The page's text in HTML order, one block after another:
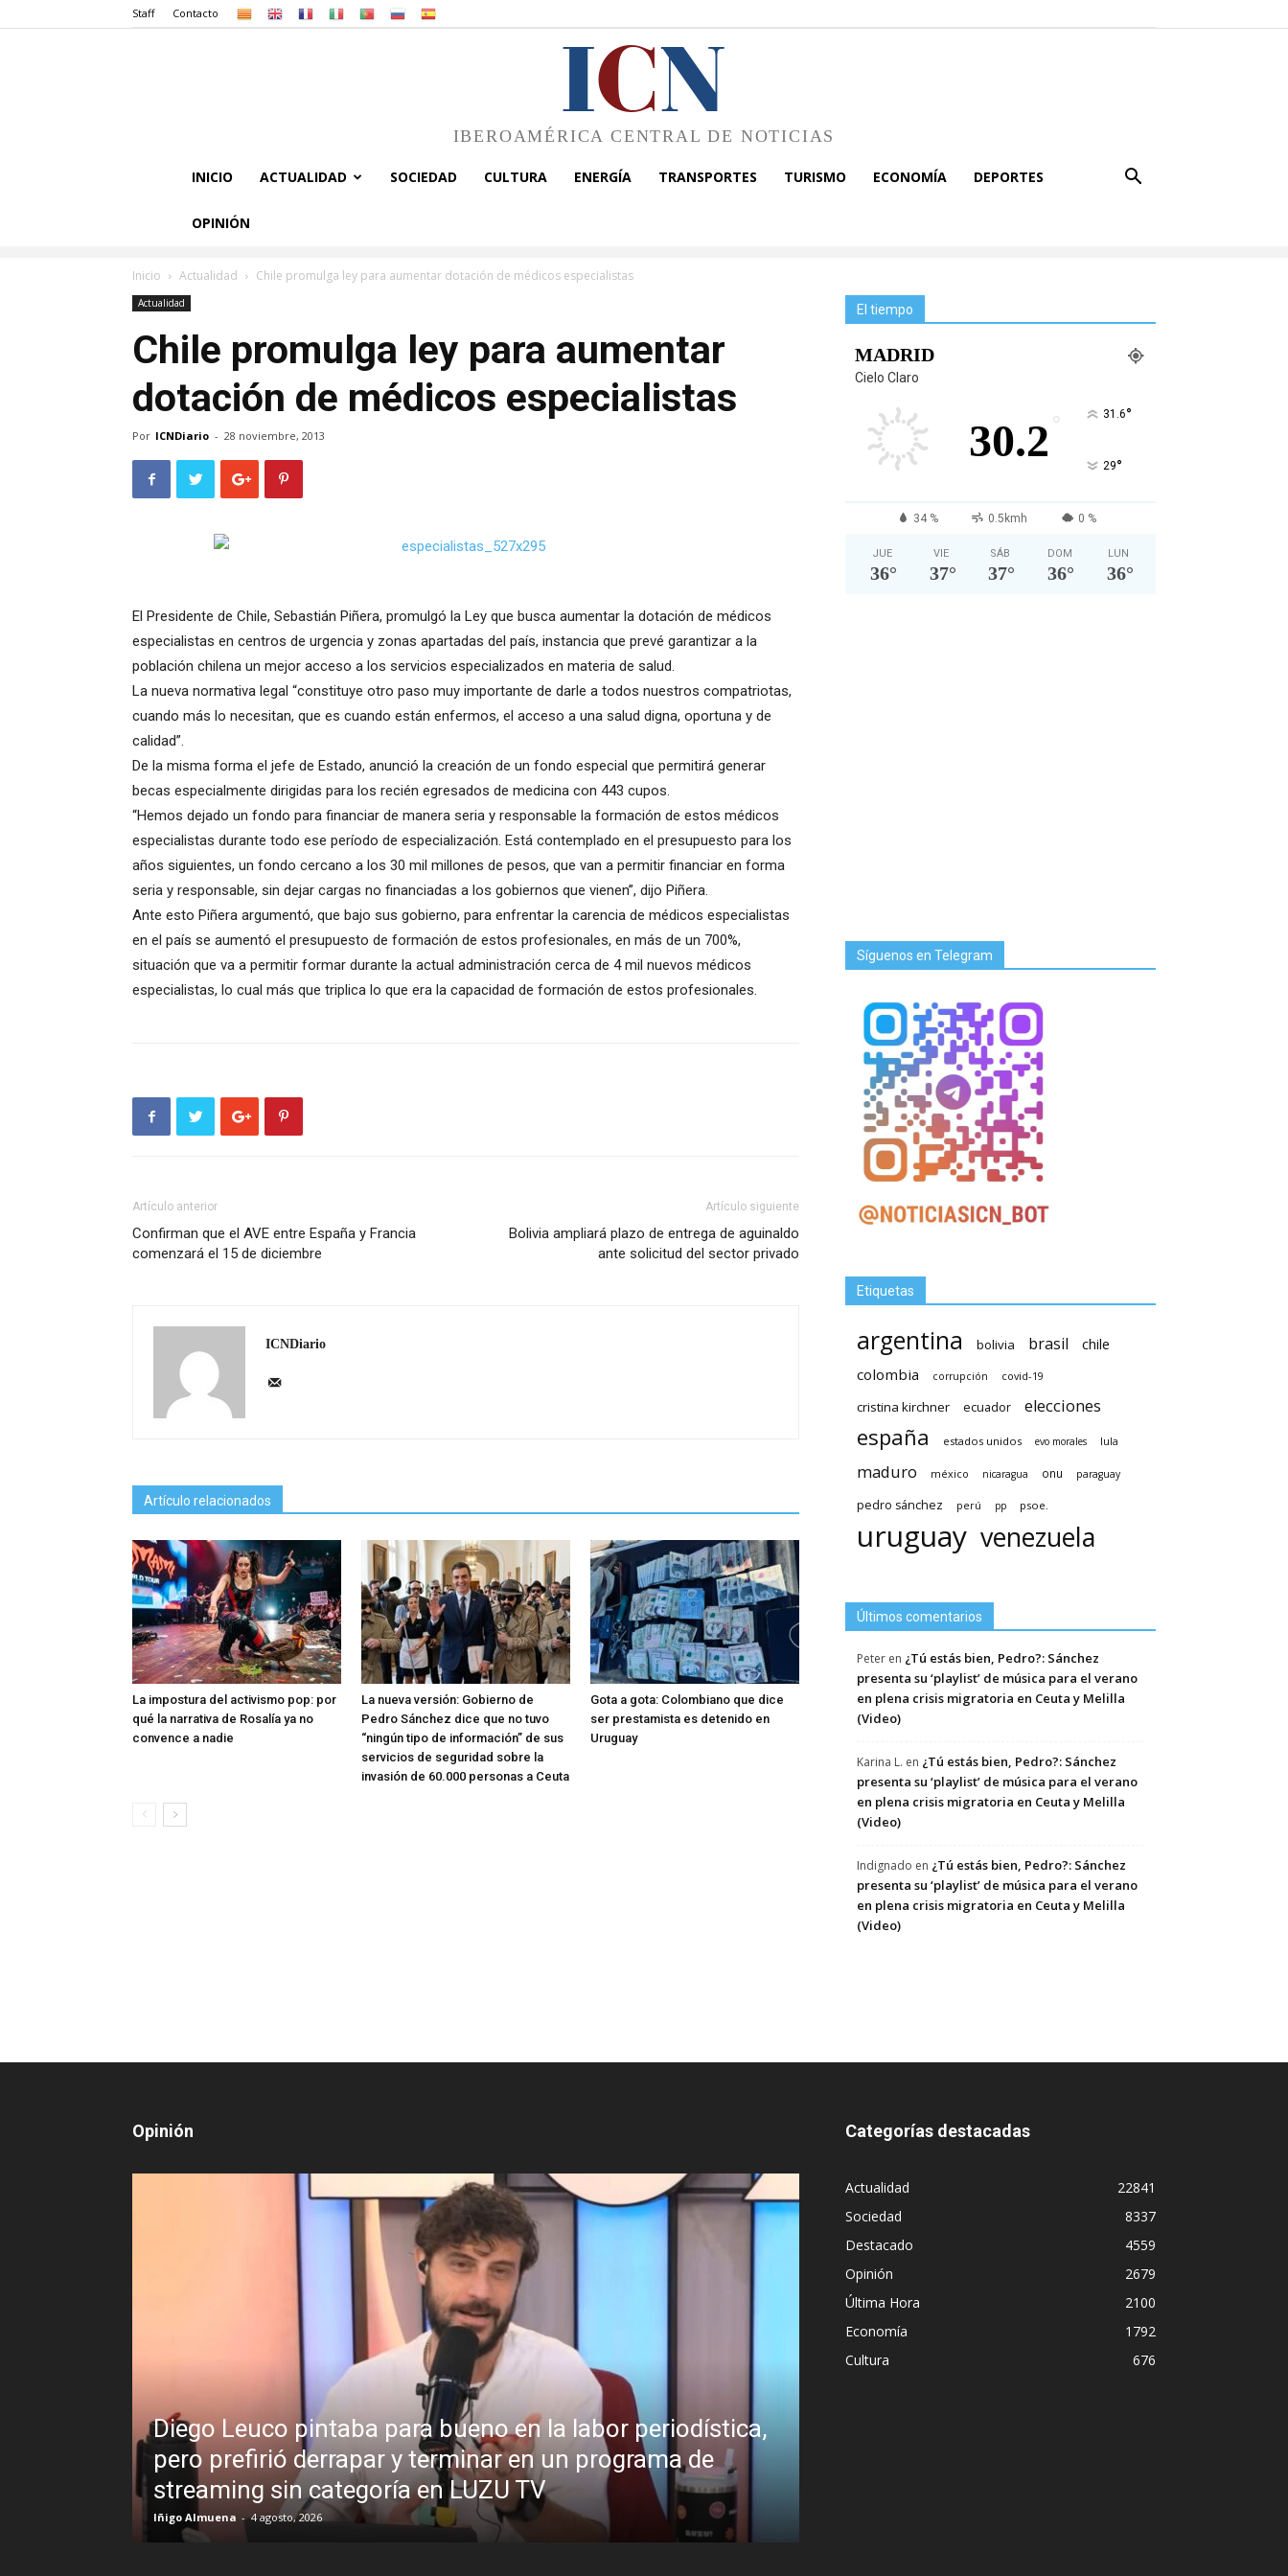
Staff Contacto
ICN
IBEROAMÉRICA CENTRAL DE NOTICIAS
INICIO ACTUALIDAD SOCIEDAD CULTURA ENERGÍA TRANSPORTES TURISMO ECONOMÍA DEPORTES
OPINIÓN
Inicio Actualidad Chile promulga ley para aumentar dotación de médicos especialistas
Actualidad
Chile promulga ley para aumentar
dotación de médicos especialistas
Por ICNDiario - 28 noviembre, 2013
El Presidente de Chile, Sebastián Piñera, promulgó la Ley que busca aumentar la dotación de médicos
especialistas en centros de urgencia y zonas apartadas del país, instancia que prevé garantizar a la
población chilena un mejor acceso a los servicios especializados en materia de salud.
La nueva normativa legal “constituye otro paso muy importante de darle a todos nuestros compatriotas,
cuando más lo necesitan, que es cuando están enfermos, el acceso a una salud digna, oportuna y de
calidad”.
De la misma forma el jefe de Estado, anunció la creación de un fondo especial que permitirá generar
becas especialmente dirigidas para los recién egresados de medicina con 443 cupos.
“Hemos dejado un fondo para financiar de manera seria y responsable la formación de estos médicos
especialistas durante todo ese período de especialización. Está contemplado en el presupuesto para los
años siguientes, un fondo cercano a los 30 mil millones de pesos, que van a permitir financiar en forma
seria y responsable, sin dejar cargas no financiadas a los gobiernos que vienen”, dijo Piñera.
Ante esto Piñera argumentó, que bajo sus gobierno, para enfrentar la carencia de médicos especialistas
en el país se aumentó el presupuesto de formación de estos profesionales, en más de un 700%,
situación que va a permitir formar durante la actual administración cerca de 4 mil nuevos médicos
especialistas, lo cual más que triplica lo que era la capacidad de formación de estos profesionales.
Artículo anterior
Confirman que el AVE entre España y Francia
comenzará el 15 de diciembre
Artículo siguiente
Bolivia ampliará plazo de entrega de aguinaldo
ante solicitud del sector privado
ICNDiario
Artículo relacionados
La impostura del activismo pop: por
qué la narrativa de Rosalía ya no
convence a nadie
La nueva versión: Gobierno de
Pedro Sánchez dice que no tuvo
“ningún tipo de información” de sus
servicios de seguridad sobre la
invasión de 60.000 personas a Ceuta
Gota a gota: Colombiano que dice
ser prestamista es detenido en
Uruguay
El tiempo
MADRID
Cielo Claro
30.2 ° 31.6°
29°
34 % 0.5kmh 0 %
JUE
36°
VIE
37°
SÁB
37°
DOM
36°
LUN
36°
Síguenos en Telegram
Etiquetas
argentina bolivia brasil
chile
colombia
corrupción covid-19
cristina kirchner ecuador elecciones
españa estados unidos evo morales lula
maduro méxico nicaragua onu paraguay
pedro sánchez perú pp psoe.
uruguay venezuela
Últimos comentarios
Peter en ¿Tú estás bien, Pedro?: Sánchez
presenta su ‘playlist’ de música para el verano
en plena crisis migratoria en Ceuta y Melilla
(Video)
Karina L. en ¿Tú estás bien, Pedro?: Sánchez
presenta su ‘playlist’ de música para el verano
en plena crisis migratoria en Ceuta y Melilla
(Video)
Indignado en ¿Tú estás bien, Pedro?: Sánchez
presenta su ‘playlist’ de música para el verano
en plena crisis migratoria en Ceuta y Melilla
(Video)
Opinión
Diego Leuco pintaba para bueno en la labor periodística,
pero prefirió derrapar y terminar en un programa de
streaming sin categoría en LUZU TV
Iñigo Almuena - 4 agosto, 2026
Categorías destacadas
Actualidad
22841
Sociedad
8337
Destacado
4559
Opinión
2679
Última Hora
2100
Economía
1792
Cultura
676